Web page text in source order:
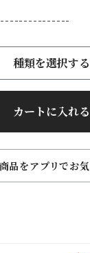
種類を選択する
カートに入れる
商品をアプリでお